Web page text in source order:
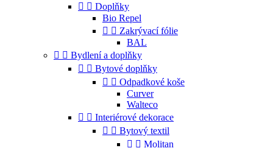
  Doplňky
Bio Repel
  Zakrývací fólie
BAL
  Bydlení a doplňky
  Bytové doplňky
  Odpadkové koše
Curver
Walteco
  Interiérové dekorace
  Bytový textil
  Molitan